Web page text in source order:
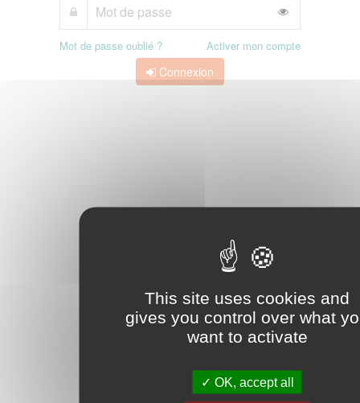
This site uses cookies and
gives you control over what
want to activate
OK, accept all
Mot de passe oublié ? Activer mon compte
Connexion